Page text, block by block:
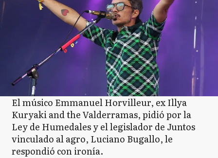
El músico Emmanuel Horvilleur, ex Illya
Kuryaki and the Valderramas, pidió por la
Ley de Humedales y el legislador de Juntos
vinculado al agro, Luciano Bugallo, le
respondió con ironía.